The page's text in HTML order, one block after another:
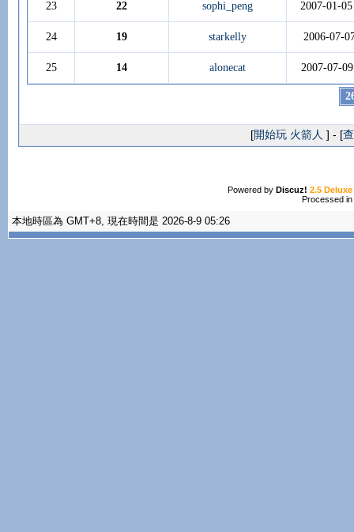
23 22 sophi_peng 2007-01-
24 19 starkelly 2006-07-
25 14 alonecat 2007-07-
[開始玩 火箭人 ] - [
Powered by Discuz! 2.5 Deluxe
Processed
本地時區為 GMT+8, 現在時間是 2026-8-9 05:26